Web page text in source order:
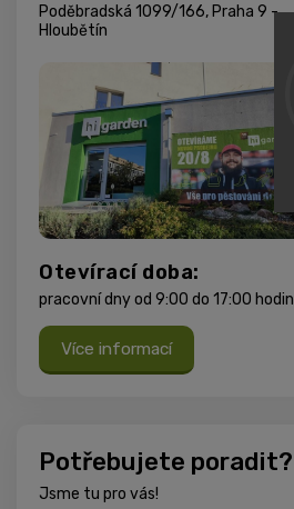
Poděbradská 1099/166, Praha 9 -
Hloubětín
Otevírací doba:
pracovní dny od 9:00 do 17:00 hodin
Více informací
Potřebujete poradit?
Jsme tu pro vás!